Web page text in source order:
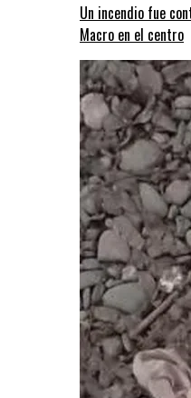
Un incendio fue
Macro en el centro